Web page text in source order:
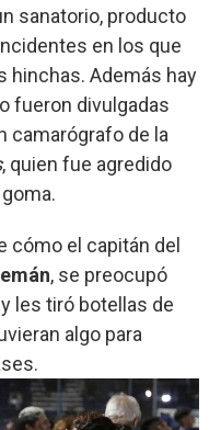
sanatorio, producto
en los que
hinchas. Además hay
fueron divulgadas
camarógrafo de la
, quien fue agredido
cómo el capitán del
, se preocupó
les tiró botellas de
algo para